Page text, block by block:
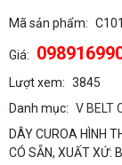
Mã sản phẩm: C101
Giá:
Lượt xem: 3845
Danh mục: V BELT
DÂY CUROA HÌNH
CÓ SẴN, XUẤT XỨ: